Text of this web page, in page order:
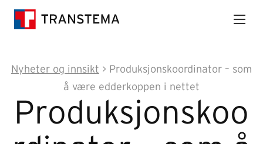
Nyheter og innsikt > Produksjonskoordinator – som
å være edderkoppen i nettet
Produksjonskoo